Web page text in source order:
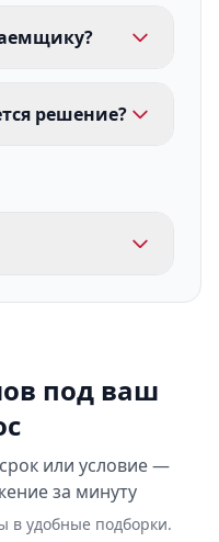
решение?
под ваш
или условие —
за минуту
в удобные подборки.